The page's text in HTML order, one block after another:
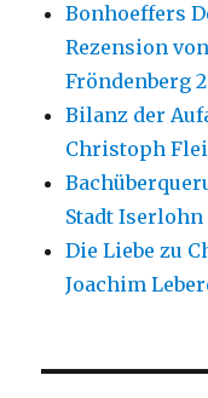
Bonhoeffers
Rezension
Fröndenberg
Bilanz der
Christoph
Stadt Iserlohn
Die Liebe zu
Joachim